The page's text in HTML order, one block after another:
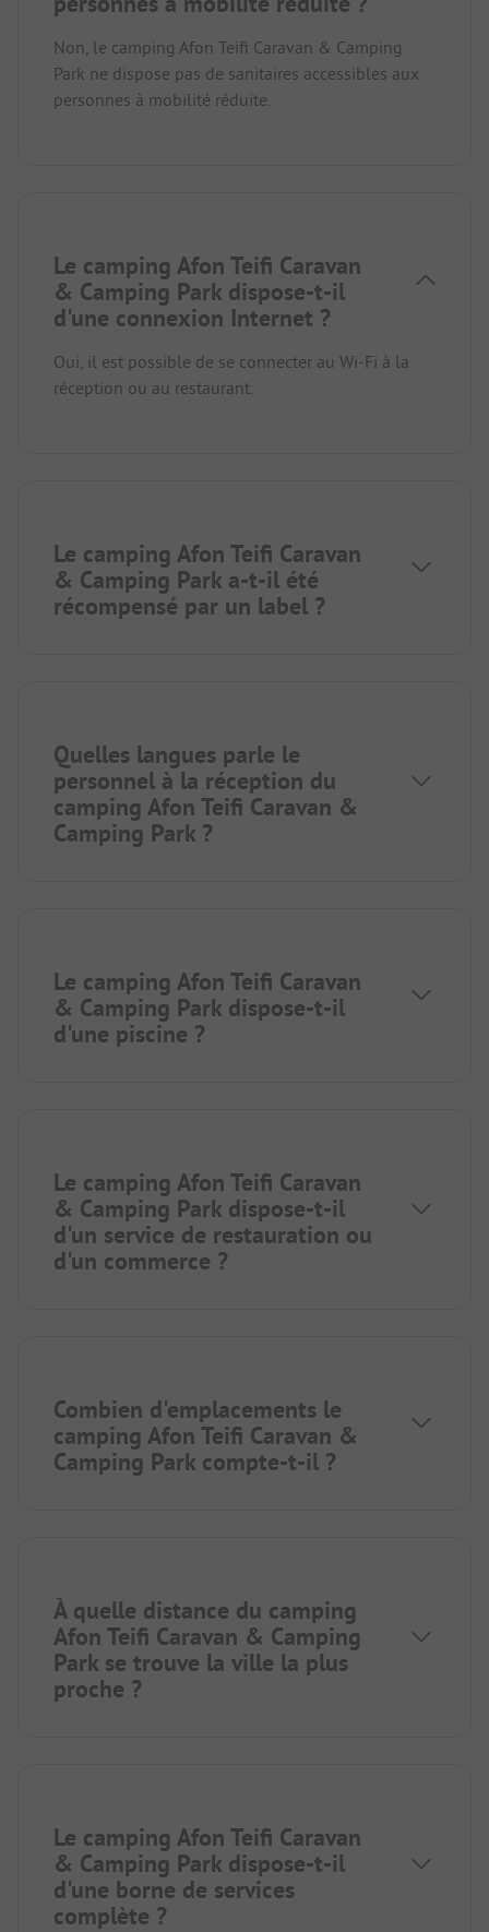
Non, le camping Afon Teifi Caravan & Camping
Park ne dispose pas de sanitaires accessibles aux
personnes à mobilité réduite.
Le camping Afon Teifi Caravan
& Camping Park dispose-t-il
d'une connexion Internet ?
Oui, il est possible de se connecter au Wi-Fi à la
réception ou au restaurant.
Le camping Afon Teifi Caravan
& Camping Park a-t-il été
récompensé par un label ?
Quelles langues parle le
personnel à la réception du
camping Afon Teifi Caravan &
Camping Park ?
Le camping Afon Teifi Caravan
& Camping Park dispose-t-il
d'une piscine ?
Le camping Afon Teifi Caravan
& Camping Park dispose-t-il
d'un service de restauration ou
d'un commerce ?
Combien d'emplacements le
camping Afon Teifi Caravan &
Camping Park compte-t-il ?
À quelle distance du camping
Afon Teifi Caravan & Camping
Park se trouve la ville la plus
proche ?
Le camping Afon Teifi Caravan
& Camping Park dispose-t-il
d'une borne de services
complète ?